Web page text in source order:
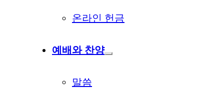
온라인 헌금
예배와 찬양
말씀